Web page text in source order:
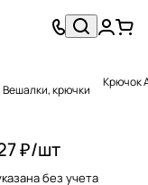
Вешалки, крючки
₽/шт
без учета